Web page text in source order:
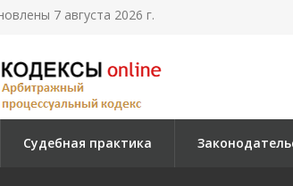
7 августа 2026 г.
Судебная практика